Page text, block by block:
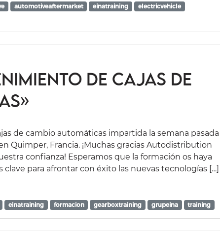
automotiveaftermarket einatraining
electricvehicle
de cajas de
de cambio automáticas impartida la semana pasada
Quimper, Francia. ¡Muchas gracias Autodistribution
confianza! Esperamos que la formación os haya
para afrontar con éxito las nuevas tecnologías […]
einatraining formacion gearboxtraining grupeina training